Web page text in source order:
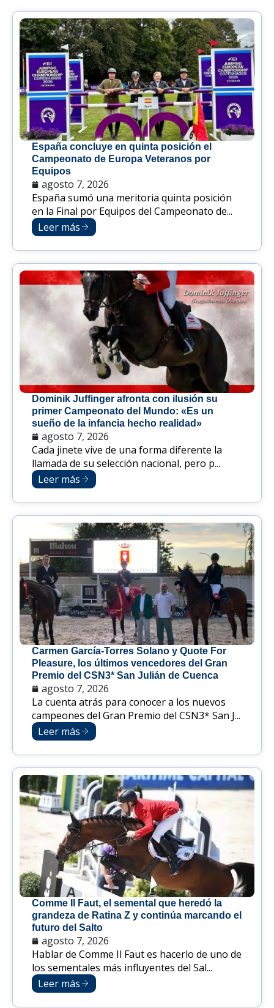
España concluye en quinta posición el
Campeonato de Europa Veteranos por
Equipos
agosto 7, 2026
España sumó una meritoria quinta posición
en la Final por Equipos del Campeonato de...
Leer más
Dominik Juffinger afronta con ilusión su
primer Campeonato del Mundo: «Es un
sueño de la infancia hecho realidad»
agosto 7, 2026
Cada jinete vive de una forma diferente la
llamada de su selección nacional, pero p...
Leer más
Carmen García-Torres Solano y Quote For
Pleasure, los últimos vencedores del Gran
Premio del CSN3* San Julián de Cuenca
agosto 7, 2026
La cuenta atrás para conocer a los nuevos
campeones del Gran Premio del CSN3* San J...
Leer más
Comme Il Faut, el semental que heredó la
grandeza de Ratina Z y continúa marcando el
futuro del Salto
agosto 7, 2026
Hablar de Comme Il Faut es hacerlo de uno de
los sementales más influyentes del Sal...
Leer más